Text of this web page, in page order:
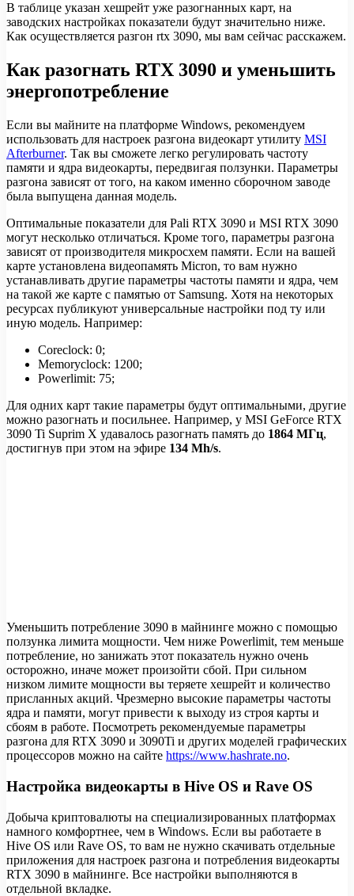
В таблице указан хешрейт уже разогнанных карт, на
заводских настройках показатели будут значительно ниже.
Как осуществляется разгон rtx 3090, мы вам сейчас расскажем.
Как разогнать RTX 3090 и уменьшить
энергопотребление
Если вы майните на платформе Windows, рекомендуем
использовать для настроек разгона видеокарт утилиту MSI
Afterburner. Так вы сможете легко регулировать частоту
памяти и ядра видеокарты, передвигая ползунки. Параметры
разгона зависят от того, на каком именно сборочном заводе
была выпущена данная модель.
Оптимальные показатели для Pali RTX 3090 и MSI RTX 3090
могут несколько отличаться. Кроме того, параметры разгона
зависят от производителя микросхем памяти. Если на вашей
карте установлена видеопамять Micron, то вам нужно
устанавливать другие параметры частоты памяти и ядра, чем
на такой же карте с памятью от Samsung. Хотя на некоторых
ресурсах публикуют универсальные настройки под ту или
иную модель. Например:
Coreclock: 0;
Memoryclock: 1200;
Powerlimit: 75;
Для одних карт такие параметры будут оптимальными, другие
можно разогнать и посильнее. Например, у MSI GeForce RTX
3090 Ti Suprim X удавалось разогнать память до 1864 МГц,
достигнув при этом на эфире 134 Mh/s.
Уменьшить потребление 3090 в майнинге можно с помощью
ползунка лимита мощности. Чем ниже Powerlimit, тем меньше
потребление, но занижать этот показатель нужно очень
осторожно, иначе может произойти сбой. При сильном
низком лимите мощности вы теряете хешрейт и количество
присланных акций. Чрезмерно высокие параметры частоты
ядра и памяти, могут привести к выходу из строя карты и
сбоям в работе. Посмотреть рекомендуемые параметры
разгона для RTX 3090 и 3090Ti и других моделей графических
процессоров можно на сайте https://www.hashrate.no.
Настройка видеокарты в Hive OS и Rave OS
Добыча криптовалюты на специализированных платформах
намного комфортнее, чем в Windows. Если вы работаете в
Hive OS или Rave OS, то вам не нужно скачивать отдельные
приложения для настроек разгона и потребления видеокарты
RTX 3090 в майнинге. Все настройки выполняются в
отдельной вкладке.